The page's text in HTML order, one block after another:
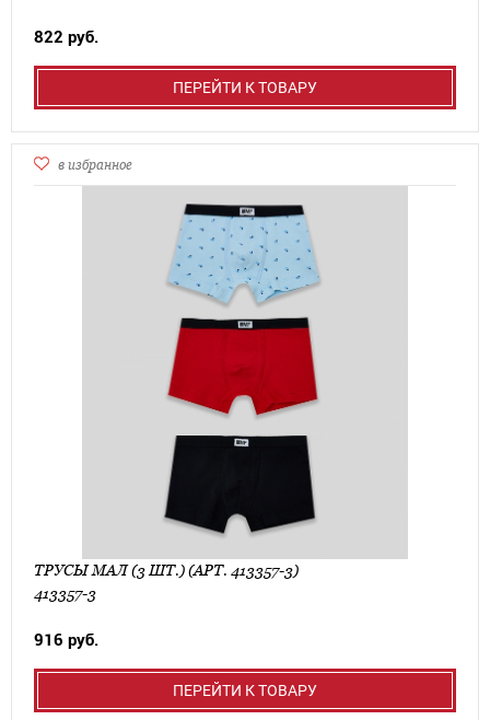
822 руб.
ПЕРЕЙТИ К ТОВАРУ
в избранное
ТРУСЫ МАЛ (3 ШТ.) (АРТ. 413357-3)
413357-3
916 руб.
ПЕРЕЙТИ К ТОВАРУ